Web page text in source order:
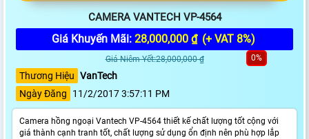
CAMERA VANTECH VP-4564
Giá Khuyến Mãi: 28,000,000 ₫ (+ VAT 8%)
Giá Niêm Yết:28,000,000 ₫ 0%
Thương Hiệu VanTech
Ngày Đăng
11/2/2017 3:57:11 PM
Camera hồng ngoại Vantech VP-4564 thiết kế chất lượng tốt cộng với
giá thành cạnh tranh tốt, chất lượng sử dụng ổn định nên phù hợp lắp